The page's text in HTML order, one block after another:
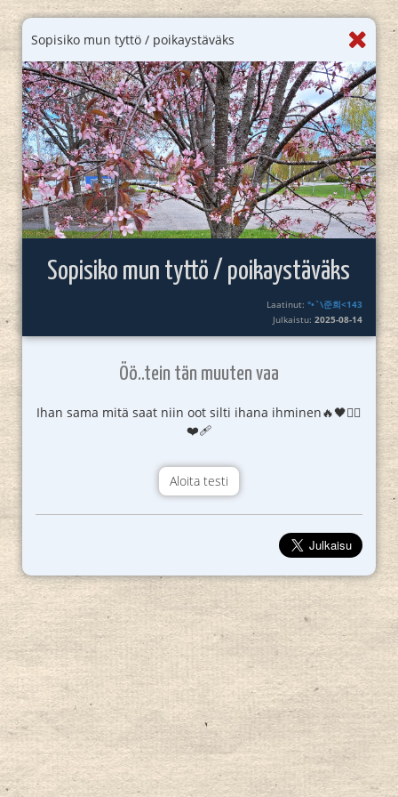
Sopisiko mun tyttö / poikaystäväks
Sopisiko mun tyttö / poikaystäväks
Laatinut:°•`\준희<143
Julkaistu:2025-08-14
Öö..tein tän muuten vaa
Ihan sama mitä saat niin oot silti ihana ihminen🔥🖤❤️‍🔥
❤️‍🩹
Aloita testi